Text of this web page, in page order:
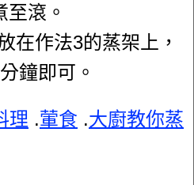
至滾。
在作法3的蒸架上，
鐘即可。
理 .葷食 .大廚教你蒸